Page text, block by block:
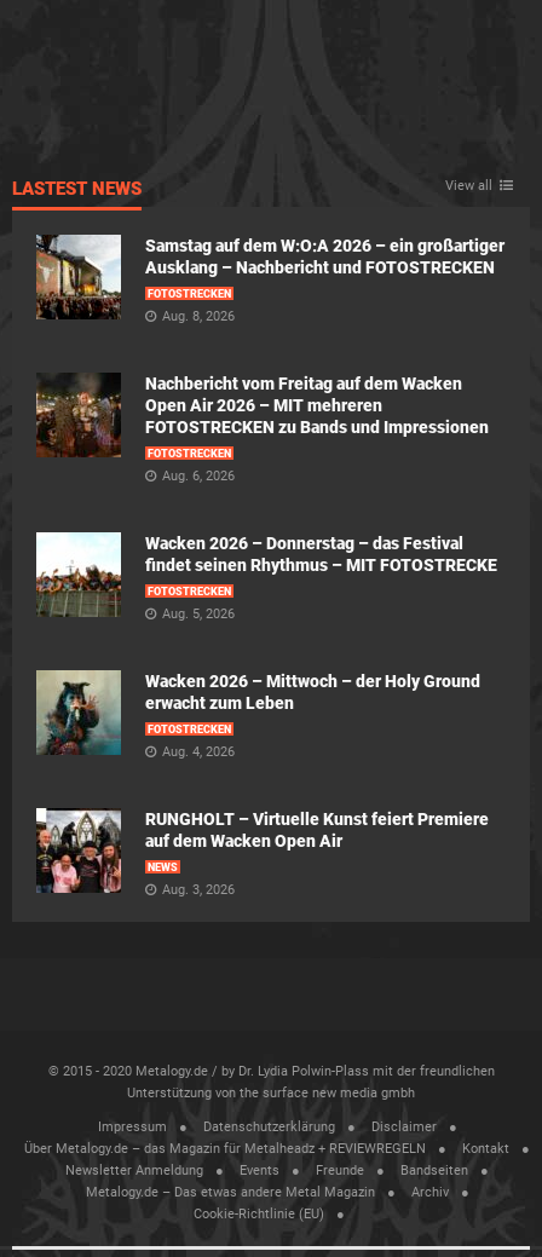
LASTEST NEWS View all
Samstag auf dem W:O:A 2026 – ein großartiger
Ausklang – Nachbericht und FOTOSTRECKEN
FOTOSTRECKEN
Aug. 8, 2026
Nachbericht vom Freitag auf dem Wacken
Open Air 2026 – MIT mehreren
FOTOSTRECKEN zu Bands und Impressionen
FOTOSTRECKEN
Aug. 6, 2026
Wacken 2026 – Donnerstag – das Festival
findet seinen Rhythmus – MIT FOTOSTRECKE
FOTOSTRECKEN
Aug. 5, 2026
Wacken 2026 – Mittwoch – der Holy Ground
erwacht zum Leben
FOTOSTRECKEN
Aug. 4, 2026
RUNGHOLT – Virtuelle Kunst feiert Premiere
auf dem Wacken Open Air
NEWS
Aug. 3, 2026
© 2015 - 2020 Metalogy.de / by Dr. Lydia Polwin-Plass mit der freundlichen
Unterstützung von the surface new media gmbh
Impressum Datenschutzerklärung
Disclaimer
Über Metalogy.de – das Magazin für Metalheadz + REVIEWREGELN
Kontakt
Newsletter Anmeldung
Events Freunde
Bandseiten
Metalogy.de – Das etwas andere Metal Magazin
Archiv
Cookie-Richtlinie (EU)